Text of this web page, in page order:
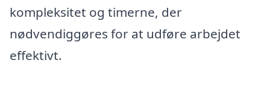
kompleksitet og timerne, der
nødvendiggøres for at udføre arbejdet
effektivt.